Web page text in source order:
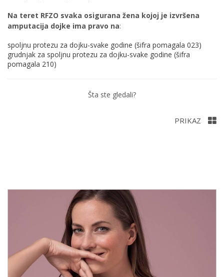
Na teret RFZO svaka osigurana žena kojoj je izvršena
amputacija dojke ima pravo na:
spoljnu protezu za dojku-svake godine (šifra pomagala 023)
grudnjak za spoljnu protezu za dojku-svake godine (šifra
pomagala 210)
Šta ste gledali?
PRIKAZ